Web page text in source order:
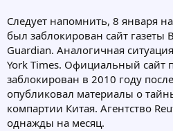
Следует напомнить, 8 января
был заблокирован сайт газеты
Guardian. Аналогичная
York Times. Официальный сайт
заблокирован в 2010 году
опубликовал материалы о
компартии Китая. Агентство
однажды на месяц.